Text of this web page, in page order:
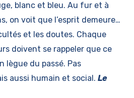
blanc et bleu. Au fur et à
on voit que l’esprit demeure…
et les doutes. Chaque
doivent se rappeler que ce
lègue du passé. Pas
aussi humain et social. Le